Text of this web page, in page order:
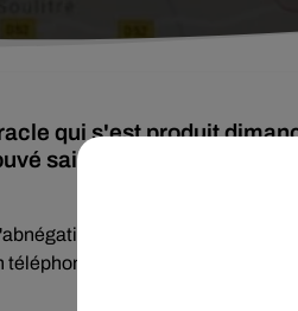
qui s'est produit
sain et sauf quatre
de ses proches qui
avait été repéré.